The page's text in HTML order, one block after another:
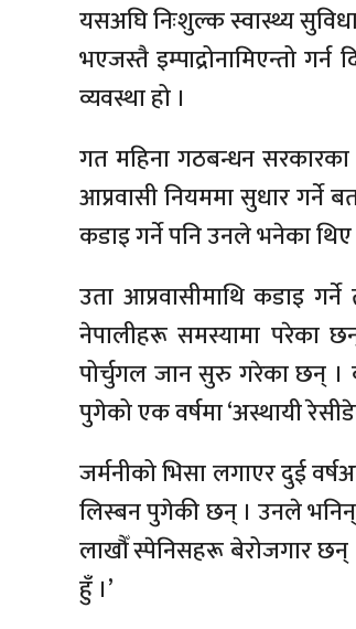
यसअघि निःशुल्क स्वास्थ्य
भएजस्तै इम्पाद्रोनामिएन्तो
व्यवस्था हो ।
गत महिना गठबन्धन सरकारका
आप्रवासी नियममा सुधार गर्ने
कडाइ गर्ने पनि उनले भनेका थिए
उता आप्रवासीमाथि कडाइ
नेपालीहरू समस्यामा परेका
पोर्चुगल जान सुरु गरेका छन् ।
पुगेको एक वर्षमा ‘अस्थायी
जर्मनीको भिसा लगाएर दुई
लिस्बन पुगेकी छन् । उनले भनिन्,
लाखौँ स्पेनिसहरू बेरोजगार छन्
हुँ ।’